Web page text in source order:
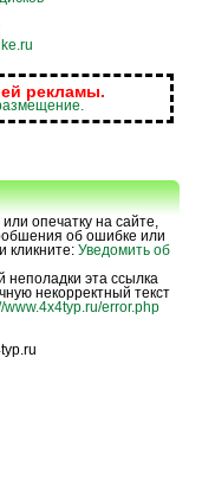
рекламы.
опечатку на сайте,
об ошибке или
кликните: Уведомить об
неполадки эта ссылка
некорректный текст
www.4x4typ.ru/error.php